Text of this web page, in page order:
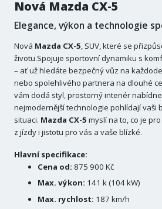
Nová Mazda CX-5
Elegance, výkon a technologie
Nová Mazda CX-5, SUV, které se
životu.Spojuje sportovní dynamiku s
– ať už hledáte bezpečný vůz na
nebo spolehlivého partnera na dlouhé
vám dodá styl, prostorný interiér
nejmodernější technologie pohlídají vaši
situaci. Mazda CX-5 myslí na to, co je
z jízdy i jistotu pro vás a vaše blízké.
Hlavní specifikace:
Cena od: 875 900 Kč
Max. výkon: 141 k (104 kW)
Max. rychlost: 187 km/h